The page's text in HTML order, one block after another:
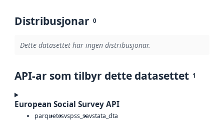
Distribusjonar 0
Dette datasettet har ingen distribusjonar.
API-ar som tilbyr dette datasettet 1
European Social Survey API
parquetcsvspss_savstata_dta